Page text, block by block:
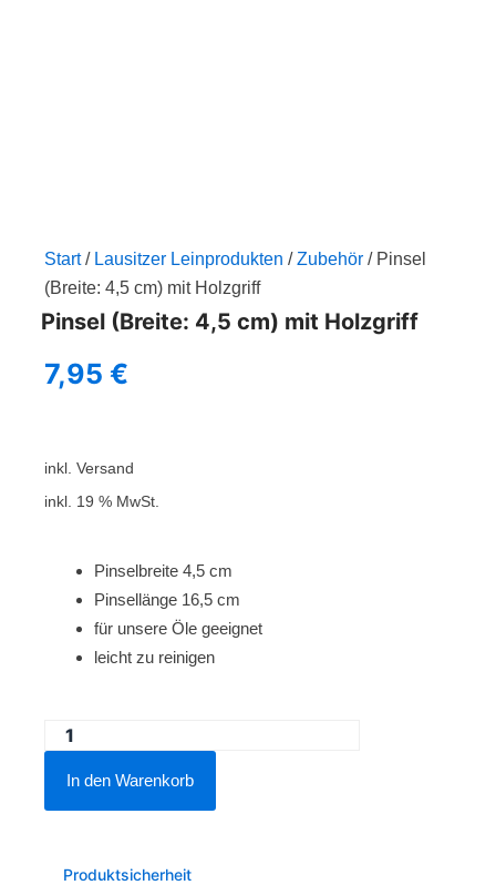
Start/ Lausitzer Leinprodukten /Zubehör / Pinsel
(Breite: 4,5 cm) mit Holzgriff
Pinsel (Breite: 4,5 cm) mit Holzgriff
7,95 €
inkl. Versand
inkl. 19 % MwSt.
Pinselbreite 4,5 cm
Pinsellänge 16,5 cm
für unsere Öle geeignet
leicht zu reinigen
Pinsel
Holzgriff
In den Warenkorb
Produktsicherheit